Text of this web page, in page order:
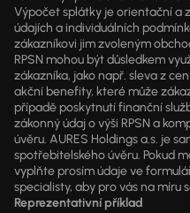
Výpočet splátky je orientační a
údajích a individuálních
zákazníkovi jim zvoleným
RPSN mohou být důsledkem
zákazníka, jako např. sleva z
akční benefity, které může
případě poskytnutí finanční
zákonný údaj o výši RPSN a
úvěru. AURES Holdings a.s. je
spotřebitelského úvěru. Pokud
vyplňte prosím údaje ve
specialisty, aby pro vás na míru
Reprezentativní příklad